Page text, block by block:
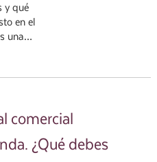
y qué
en el
una…
comercial
¿Qué debes